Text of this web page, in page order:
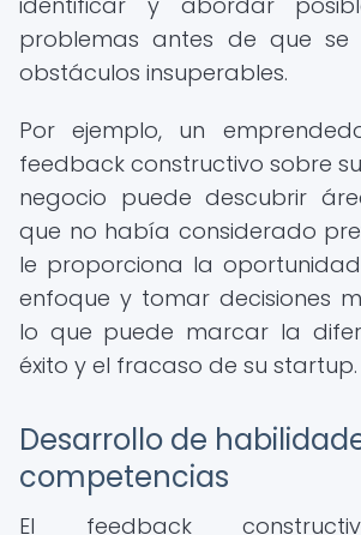
problemas antes de que se
obstáculos insuperables.
Por ejemplo, un
feedback constructivo sobre
negocio puede descubrir
que no había considerado
le proporciona la
enfoque y tomar decisiones
lo que puede marcar la
éxito y el fracaso de su startup.
Desarrollo de
competencias
El feedback